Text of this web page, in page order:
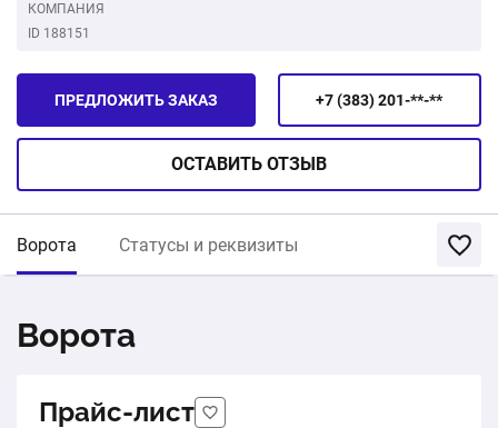
КОМПАНИЯ
ID 188151
+7 (383) 201-**-**
ПРЕДЛОЖИТЬ ЗАКАЗ
ОСТАВИТЬ ОТЗЫВ
Ворота Статусы и реквизиты
Ворота
Прайс-лист